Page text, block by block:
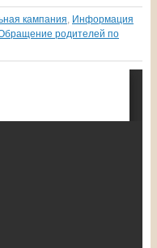
кампания Информация
родителей по